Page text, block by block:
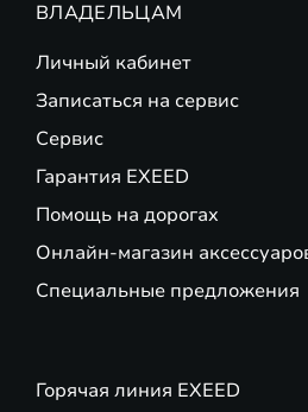
ВЛАДЕЛЬЦАМ
Личный кабинет
Записаться на сервис
Сервис
Гарантия EXEED
Помощь на дорогах
Онлайн-магазин
Специальные предложения
Горячая линия EXEED